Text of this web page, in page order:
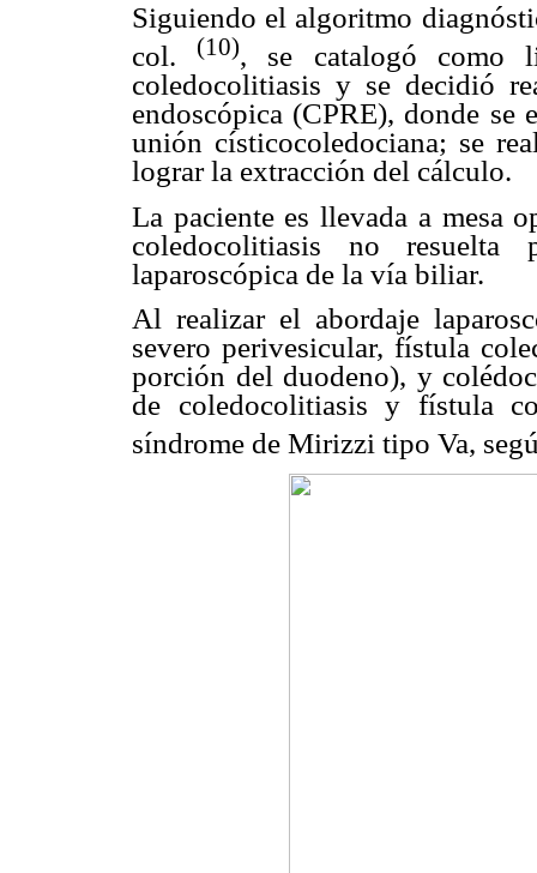
Siguiendo el algoritmo
col.
(10), se catalogó como
coledocolitiasis y se decidió
endoscópica (CPRE), donde
unión císticocoledociana; se
lograr la extracción del cálculo.
La paciente es llevada a mesa
coledocolitiasis no resuelta
laparoscópica de la vía biliar.
Al realizar el abordaje
severo perivesicular, fístula
porción del duodeno), y
de coledocolitiasis y fístula
síndrome de Mirizzi tipo Va,